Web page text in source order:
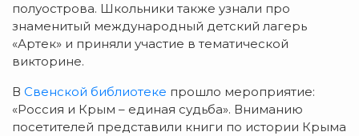
полуострова. Школьники также узнали про
знаменитый международный детский лагерь
«Артек» и приняли участие в тематической
викторине.
В Свенской библиотеке прошло мероприятие:
«Россия и Крым – единая судьба». Вниманию
посетителей представили книги по истории Крыма